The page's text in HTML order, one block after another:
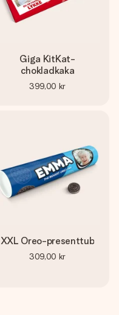
Giga KitKat-
chokladkaka
399,00 kr
XXL Oreo-presenttub
309,00 kr